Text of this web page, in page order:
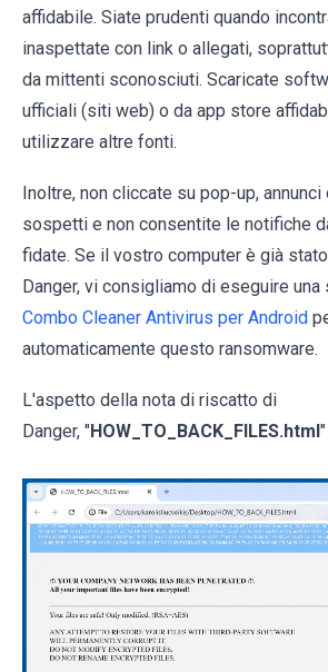
affidabile. Siate prudenti quando
inaspettate con link o allegati,
da mittenti sconosciuti. Scaricate
ufficiali (siti web) o da app store
utilizzare altre fonti.
Inoltre, non cliccate su pop-up,
sospetti e non consentite le notifiche
fidate. Se il vostro computer è già
Danger, vi consigliamo di eseguire una
Combo Cleaner Antivirus per Android
automaticamente questo ransomware.
L'aspetto della nota di riscatto di
Danger, "HOW_TO_BACK_FILES.html